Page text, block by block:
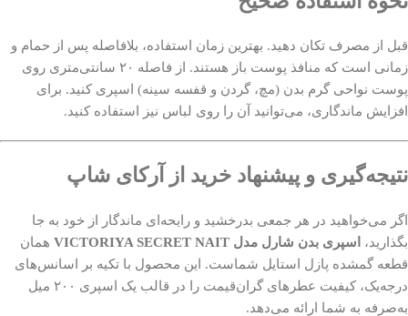
قبل از مصرف تکان دهید. بهترین زمان استفاده، بلافاصله پس از حمام و
زمانی است که منافذ پوست باز هستند. از فاصله ۲۰ سانتی‌متری روی
پوست نواحی گرم بدن (مچ، گردن و قفسه سینه) اسپری کنید. برای
افزایش ماندگاری، می‌توانید آن را روی لباس نیز استفاده کنید.
نتیجه‌گیری و پیشنهاد خرید از آرکای شاپ
اگر می‌خواهید در هر جمعی بدرخشید و رایحه‌ای ماندگار از خود به جا
بگذارید،
اسپری بدن شارل مدل VICTORIYA SECRET NAIT
همان
قطعه گمشده پازل استایل شماست. این محصول با تکیه بر اسانس‌های
درجه‌یک، کیفیت عطرهای گران‌قیمت را در قالب یک اسپری ۲۰۰ میل
به‌صرفه به شما ارائه می‌دهد.